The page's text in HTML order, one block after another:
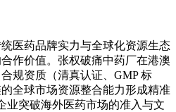
医药品牌实力与全球化资源生态
作价值。张权破痛中药厂在港澳
规资质（清真认证、GMP 标
全球市场资源整合能力形成精准
突破海外医药市场的准入与文